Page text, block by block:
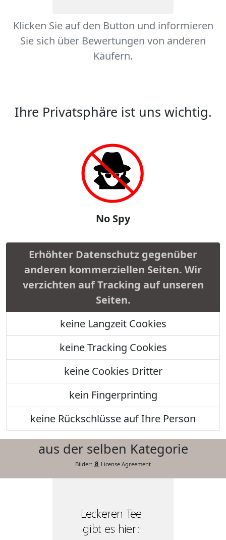
Klicken Sie auf den Button und informieren
Sie sich über Bewertungen von anderen
Käufern.
Ihre Privatsphäre ist uns wichtig.
No Spy
Erhöhter Datenschutz gegenüber
anderen kommerziellen Seiten. Wir
verzichten auf Tracking auf unseren
Seiten.
keine Langzeit Cookies
keine Tracking Cookies
keine Cookies Dritter
kein Fingerprinting
keine Rückschlüsse auf Ihre Person
aus der selben Kategorie
Bilder: License Agreement